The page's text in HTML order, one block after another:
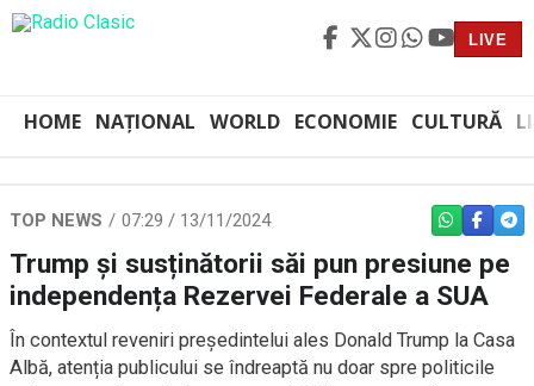
LIVE
HOME NAȚIONAL WORLD ECONOMIE CULTURĂ
TOP NEWS 07:29 / 13/11/2024 WHATSAPP
Trump și susținătorii săi pun presiune pe
independența Rezervei Federale a SUA
În contextul reveniri președintelui ales Donald Trump la Casa
Albă, atenția publicului se îndreaptă nu doar spre politicile